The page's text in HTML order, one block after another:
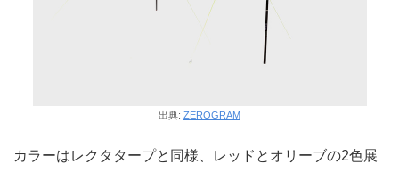
出典: ZEROGRAM
カラーはレクタタープと同様、レッドとオリーブの2色展